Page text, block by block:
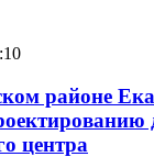
районе
центра